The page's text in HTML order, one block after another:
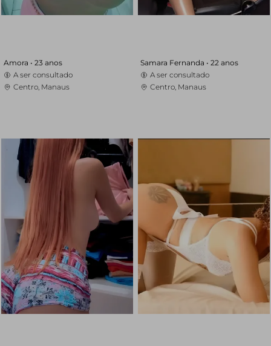
Amora • 23 anos
A ser consultado
Centro, Manaus
Samara Fernanda • 22 anos
A ser consultado
Centro, Manaus